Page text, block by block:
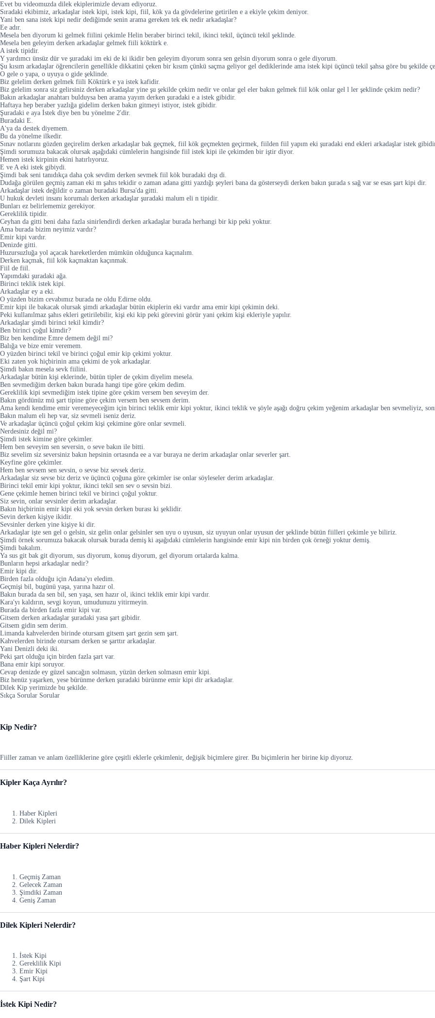
Evet bu videomuzda dilek ekiplerimizle devam ediyoruz.
Sıradaki ekibimiz, arkadaşlar istek kipi, istek kipi, fiil, kök ya da gövdelerine getirilen e a ekiyle çekim deniyor.
Yani ben sana istek kipi nedir dediğimde senin arama gereken tek ek nedir arkadaşlar?
Ee adır.
Mesela ben diyorum ki gelmek fiilini çekimle Helin beraber birinci tekil, ikinci tekil, üçüncü tekil şeklinde.
Mesela ben geleyim derken arkadaşlar gelmek fiili köktürk e.
A istek tipidir.
Y yardımcı ünsüz dür ve şuradaki im eki de ki ikidir ben geleyim diyorum sonra sen gelsin diyorum sonra o gele diyorum.
Şu kısım arkadaşlar öğrencilerin genellikle dikkatini çeken bir kısım çünkü saçma geliyor gel dediklerinde ama istek kipi üçüncü tekil şahsa göre bu şekilde
O gele o yapa, o uyuya o gide şeklinde.
Biz gelelim derken gelmek fiili Köktürk e ya istek kafidir.
Biz gelelim sonra siz gelirsiniz derken arkadaşlar yine şu şekilde çekim nedir ve onlar gel eler bakın gelmek fiil kök onlar gel l ler şeklinde çekim nedir?
Bakın arkadaşlar anahtarı bulduysa ben arama yayım derken şuradaki e a istek gibidir.
Haftaya hep beraber yazlığa gidelim derken bakın gitmeyi istiyor, istek gibidir.
Şuradaki e aya İstek diye ben bu yönelme 2'dir.
Buradaki E.
A'ya da destek diyemem.
Bu da yönelme ilkedir.
Sınav notlarını gözden geçirelim derken arkadaşlar bak geçmek, fiil kök geçmekten geçirmek, fiilden fiil yapım eki şuradaki end ekleri arkadaşlar istek
Şimdi sorumuza bakacak olursak aşağıdaki cümlelerin hangisinde fiil istek kipi ile çekimden bir iştir diyor.
Hemen istek kirpinin ekini hatırlıyoruz.
E ve A eki istek gibiydi.
Şimdi bak seni tanıdıkça daha çok sevdim derken sevmek fiil kök buradaki dışı di.
Dudağa görülen geçmiş zaman eki m şahıs tekidir o zaman adana gitti yazdığı şeyleri bana da gösterseydi derken bakın şurada s sağ var se esas şart kipi dir.
Arkadaşlar istek değildir o zaman buradaki Bursa'da gitti.
U hukuk devleti insanı korumalı derken arkadaşlar şuradaki malum eli n tipidir.
Bunları ez belirlememiz gerekiyor.
Gereklilik tipidir.
Ceyhan da gitti beni daha fazla sinirlendirdi derken arkadaşlar burada herhangi bir kip peki yoktur.
Ama burada bizim neyimiz vardır?
Emir kipi vardır.
Denizde gitti.
Huzursuzluğa yol açacak hareketlerden mümkün olduğunca kaçınalım.
Derken kaçmak, fiil kök kaçmaktan kaçınmak.
Fiil de fiil.
Yapımdaki şuradaki ağa.
Birinci teklik istek kipi.
Arkadaşlar ey a eki.
O yüzden bizim cevabımız burada ne oldu Edirne oldu.
Emir kipi ile bakacak olursak şimdi arkadaşlar bütün ekiplerin eki vardır ama emir kipi çekimin deki.
Peki kullanılmaz şahıs ekleri getirilebilir, kişi eki kip peki görevini görür yani çekim kişi ekleriyle yapılır.
Arkadaşlar şimdi birinci tekil kimdir?
Ben birinci çoğul kimdir?
Biz ben kendime Emre demem değil mi?
Balığa ve bize emir veremem.
O yüzden birinci tekil ve birinci çoğul emir kip çekimi yoktur.
Eki zaten yok hiçbirinin ama çekimi de yok arkadaşlar.
Şimdi bakın mesela sevk fiilini.
Arkadaşlar bütün kişi eklerinde, bütün tipler de çekim diyelim mesela.
Ben sevmediğim derken bakın burada hangi tipe göre çekim dedim.
Gereklilik kipi sevmediğim istek tipine göre çekim versem ben seveyim der.
Bakın gördünüz mü şart tipine göre çekim versem ben sevsem derim.
Ama kendi kendime emir veremeyeceğim için birinci teklik emir kipi yoktur, ikinci teklik ve şöyle aşağı doğru çekim yeğenim arkadaşlar ben sevmeliyiz,
Bakın malum eli hep var, siz sevmeli iseniz deriz.
Ve arkadaşlar üçüncü çoğul çekim kişi çekimine göre onlar sevmeli.
Nerdesiniz değil mi?
Şimdi istek kimine göre çekimler.
Hem ben seveyim sen seversin, o seve bakın ile bitti.
Biz sevelim siz seversiniz bakın hepsinin ortasında ee a var buraya ne derim arkadaşlar onlar severler şart.
Keyfine göre çekimler.
Hem ben sevsem sen sevsin, o sevse biz sevsek deriz.
Arkadaşlar siz sevse biz deriz ve üçüncü çoğuna göre çekimler ise onlar söyleseler derim arkadaşlar.
Birinci tekil emir kipi yoktur, ikinci tekil sen sev o sevsin bizi.
Gene çekimle hemen birinci tekil ve birinci çoğul yoktur.
Siz sevin, onlar sevsinler derim arkadaşlar.
Bakın hiçbirinin emir kipi eki yok sevsin derken burası ki şeklidir.
Sevin derken kişiye ikidir.
Sevsinler derken yine kişiye ki dir.
Arkadaşlar işte sen gel o gelsin, siz gelin onlar gelsinler sen uyu o uyusun, siz uyuyun onlar uyusun der şeklinde bütün fiilleri çekimle ye biliriz.
Şimdi örnek sorumuza bakacak olursak burada demiş ki aşağıdaki cümlelerin hangisinde emir kipi nin birden çok örneği yoktur demiş.
Şimdi bakalım.
Ya sus git bak git diyorum, sus diyorum, konuş diyorum, gel diyorum ortalarda kalma.
Bunların hepsi arkadaşlar nedir?
Emir kipi dir.
Birden fazla olduğu için Adana'yı eledim.
Geçmişi bil, bugünü yaşa, yarına hazır ol.
Bakın burada da sen bil, sen yaşa, sen hazır ol, ikinci teklik emir kipi vardır.
Kara'yı kaldırın, sevgi koyun, umudunuzu yitirmeyin.
Burada da birden fazla emir kipi var.
Gitsem derken arkadaşlar şuradaki yasa şart gibidir.
Gitsem gidin sem derim.
Limanda kahvelerden birinde otursam gitsem şart gezin sem şart.
Kahvelerden birinde otursam derken se şarttır arkadaşlar.
Yani Denizli deki iki.
Peki şart olduğu için birden fazla şart var.
Bana emir kipi soruyor.
Cevap denizde ey güzel sancağın solmasın, yüzün derken solmasın emir kipi.
Biz henüz yaşarken, yese bürünme derken şuradaki bürünme emir kipi dir arkadaşlar.
Dilek Kip yerimizde bu şekilde.
Sıkça Sorular Sorular
Kip Nedir?
Fiiller zaman ve anlam özelliklerine göre çeşitli eklerle çekimlenir, değişik biçimlere girer. Bu biçimlerin her birine kip diyoruz.
Kipler Kaça Ayrılır?
Haber Kipleri
Dilek Kipleri
Haber Kipleri Nelerdir?
Geçmiş Zaman
Gelecek Zaman
Şimdiki Zaman
Geniş Zaman
Dilek Kipleri Nelerdir?
İstek Kipi
Gereklilik Kipi
Emir Kipi
Şart Kipi
İstek Kipi Nedir?